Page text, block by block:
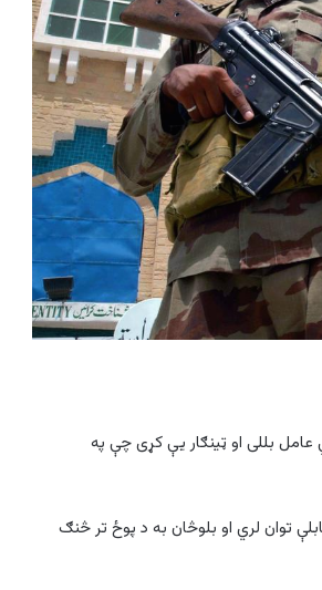
بللی او ټینګار یې کړی چې په
توان لري او بلوڅان به د پوځ تر څنګ